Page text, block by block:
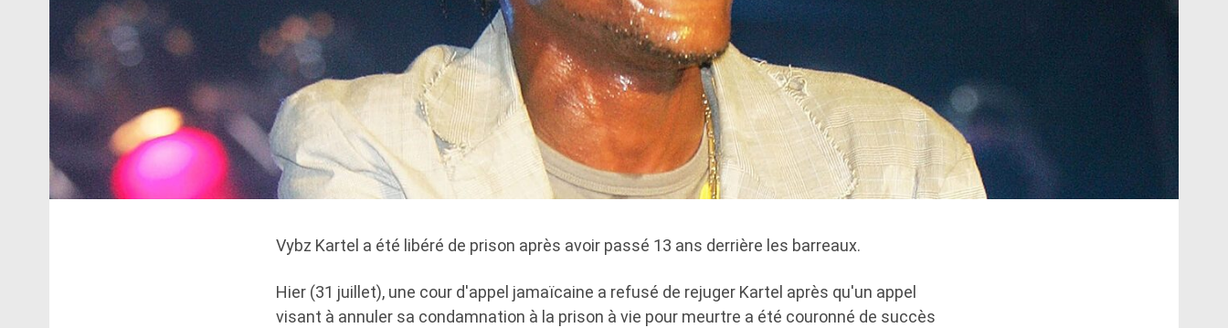
Vybz Kartel a été libéré de prison après avoir passé 13 ans derrière les barreaux.
Hier (31 juillet), une cour d'appel jamaïcaine a refusé de rejuger Kartel après qu'un appel
visant à annuler sa condamnation à la prison à vie pour meurtre a été couronné de succès